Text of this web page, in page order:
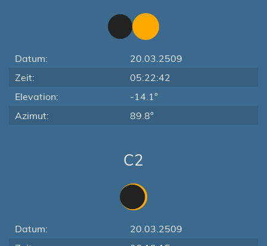
Datum:
20.03.2509
Zeit:
05:22:42
Elevation:
-14.1°
Azimut:
89.8°
C2
Datum:
20.03.2509